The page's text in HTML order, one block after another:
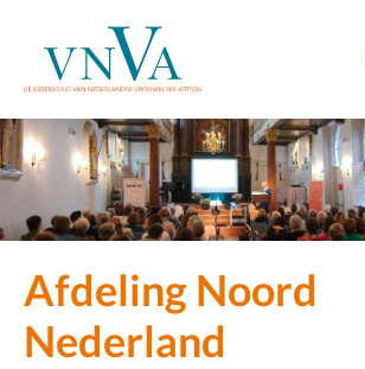
Afdeling Noord
Nederland